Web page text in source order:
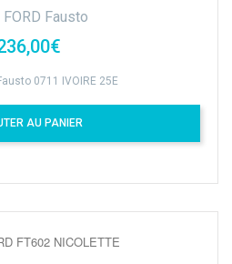
Fausto
0711 IVOIRE 25E
AU PANIER